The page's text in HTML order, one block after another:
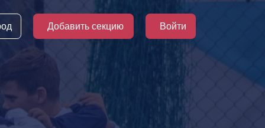
Добавить секцию Войти